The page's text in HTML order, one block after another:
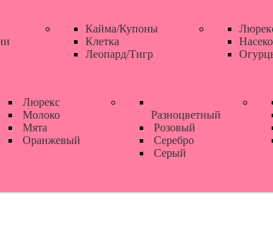
Кайма/Купоны
Клетка
Леопард/Тигр
Люрекс
Молоко
Мята
Оранжевый
Разноцветный
Розовый
Серебро
Серый